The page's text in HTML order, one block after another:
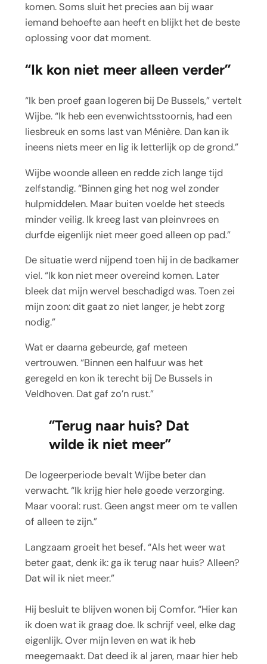
komen. Soms sluit het precies aan bij waar
iemand behoefte aan heeft en blijkt het de beste
oplossing voor dat moment.
“Ik kon niet meer alleen verder’’
“Ik ben proef gaan logeren bij De Bussels,” vertelt
Wijbe. “Ik heb een evenwichtsstoornis, had een
liesbreuk en soms last van Ménière. Dan kan ik
ineens niets meer en lig ik letterlijk op de grond.”
Wijbe woonde alleen en redde zich lange tijd
zelfstandig. “Binnen ging het nog wel zonder
hulpmiddelen. Maar buiten voelde het steeds
minder veilig. Ik kreeg last van pleinvrees en
durfde eigenlijk niet meer goed alleen op pad.”
De situatie werd nijpend toen hij in de badkamer
viel. “Ik kon niet meer overeind komen. Later
bleek dat mijn wervel beschadigd was. Toen zei
mijn zoon: dit gaat zo niet langer, je hebt zorg
nodig.”
Wat er daarna gebeurde, gaf meteen
vertrouwen. “Binnen een halfuur was het
geregeld en kon ik terecht bij De Bussels in
Veldhoven. Dat gaf zo’n rust.”
‘’Terug naar huis? Dat
wilde ik niet meer”
De logeerperiode bevalt Wijbe beter dan
verwacht. “Ik krijg hier hele goede verzorging.
Maar vooral: rust. Geen angst meer om te vallen
of alleen te zijn.”
Langzaam groeit het besef. “Als het weer wat
beter gaat, denk ik: ga ik terug naar huis? Alleen?
Dat wil ik niet meer.”
Hij besluit te blijven wonen bij Comfor. “Hier kan
ik doen wat ik graag doe. Ik schrijf veel, elke dag
eigenlijk. Over mijn leven en wat ik heb
meegemaakt. Dat deed ik al jaren, maar hier heb